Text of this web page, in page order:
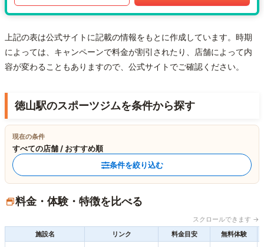
上記の表は公式サイトに記載の情報をもとに作成しています。時期
によっては、キャンペーンで料金が割引されたり、店舗によって内
容が変わることもありますので、公式サイトでご確認ください。
徳山駅のスポーツジムを条件から探す
現在の条件
すべての店舗 / おすすめ順
条件を絞り込む
料金・体験・特徴を比べる
スクロールできます →
施設名
リンク 料金目安 無料体験